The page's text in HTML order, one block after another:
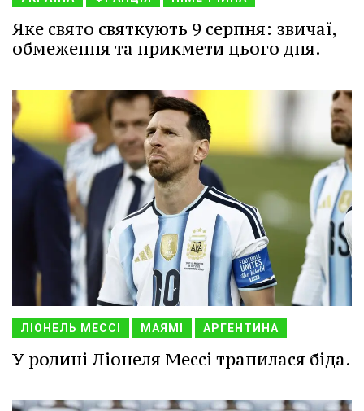
Яке свято святкують 9 серпня: звичаї,
обмеження та прикмети цього дня.
ЛІОНЕЛЬ МЕССІ МАЯМІ АРГЕНТИНА
У родині Ліонеля Мессі трапилася біда.